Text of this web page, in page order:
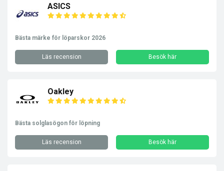
ASICS
Bästa märke för löparskor 2026
Läs recension Besök här
Oakley
Bästa solglasögon för löpning
Läs recension Besök här